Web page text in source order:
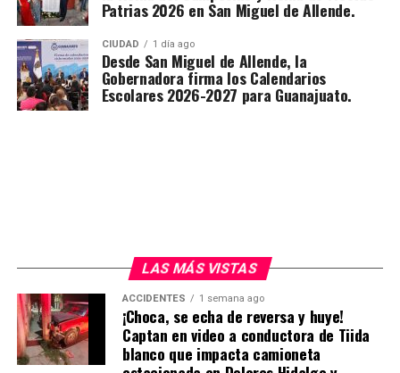
Patrias 2026 en San Miguel de Allende.
CIUDAD 1 día ago
Desde San Miguel de Allende, la
Gobernadora firma los Calendarios
Escolares 2026-2027 para Guanajuato.
LAS MÁS VISTAS
ACCIDENTES 1 semana ago
¡Choca, se echa de reversa y huye!
Captan en video a conductora de Tiida
blanco que impacta camioneta